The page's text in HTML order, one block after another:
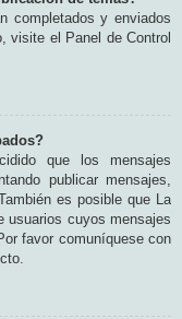
completados y enviados
visite el Panel de Control
que los mensajes
publicar mensajes,
es posible que La
usuarios cuyos mensajes
favor comuníquese con